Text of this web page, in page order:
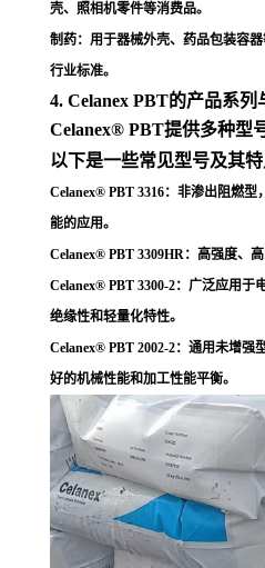
壳、照相机零件等消费品。
制药：用于器械外壳、药品包装容
行业标准。
4. Celanex PBT的产品系列
Celanex® PBT提供多种型
以下是一些常见型号及其特
Celanex® PBT 3316：非渗出阻燃型
能的应用。
Celanex® PBT 3309HR：高强度、
Celanex® PBT 3300-2：广泛应用于
绝缘性和轻量化特性。
Celanex® PBT 2002-2：通用未增强
好的机械性能和加工性能平衡。